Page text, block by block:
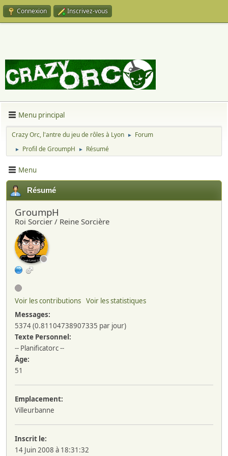
Connexion Inscrivez-vous
Menu principal
Crazy Orc, l'antre du jeu de rôles à Lyon ► Forum
► Profil de GroumpH ► Résumé
Menu
Résumé
GroumpH
Roi Sorcier / Reine Sorcière
Voir les contributions Voir les statistiques
Messages:
5374 (0.81104738907335 par jour)
Texte Personnel:
-- Planificatorc --
Âge:
51
Emplacement:
Villeurbanne
Inscrit le:
14 Juin 2008 à 18:31:32